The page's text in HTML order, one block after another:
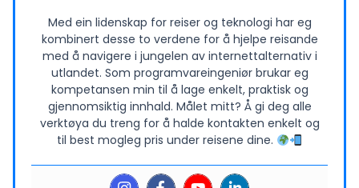
Med ein lidenskap for reiser og teknologi har eg
kombinert desse to verdene for å hjelpe reisande
med å navigere i jungelen av internettalternativ i
utlandet. Som programvareingeniør brukar eg
kompetansen min til å lage enkelt, praktisk og
gjennomsiktig innhald. Målet mitt? Å gi deg alle
verktøya du treng for å halde kontakten enkelt og
til best mogleg pris under reisene dine.